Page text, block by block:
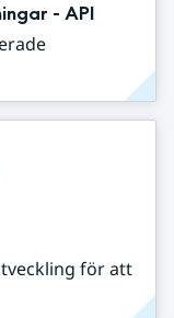
- API
för att